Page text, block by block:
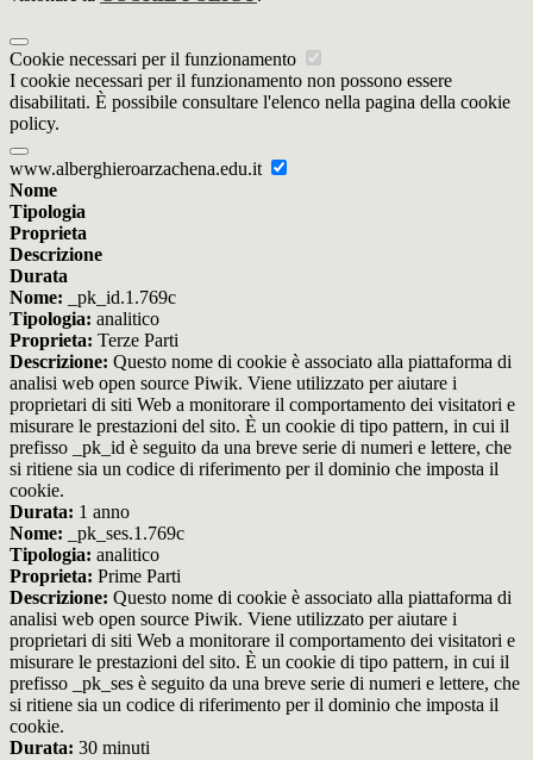
Cookie necessari per il funzionamento
I cookie necessari per il funzionamento non possono essere
disabilitati. È possibile consultare l'elenco nella pagina della cookie
policy.
www.alberghieroarzachena.edu.it
Nome
Tipologia
Proprieta
Descrizione
Durata
Nome: _pk_id.1.769c
Tipologia: analitico
Proprieta: Terze Parti
Descrizione: Questo nome di cookie è associato alla piattaforma di
analisi web open source Piwik. Viene utilizzato per aiutare i
proprietari di siti Web a monitorare il comportamento dei visitatori e
misurare le prestazioni del sito. È un cookie di tipo pattern, in cui il
prefisso _pk_id è seguito da una breve serie di numeri e lettere, che
si ritiene sia un codice di riferimento per il dominio che imposta il
cookie.
Durata: 1 anno
Nome: _pk_ses.1.769c
Tipologia: analitico
Proprieta: Prime Parti
Descrizione: Questo nome di cookie è associato alla piattaforma di
analisi web open source Piwik. Viene utilizzato per aiutare i
proprietari di siti Web a monitorare il comportamento dei visitatori e
misurare le prestazioni del sito. È un cookie di tipo pattern, in cui il
prefisso _pk_ses è seguito da una breve serie di numeri e lettere, che
si ritiene sia un codice di riferimento per il dominio che imposta il
cookie.
Durata: 30 minuti